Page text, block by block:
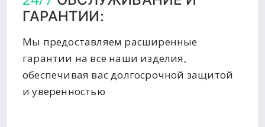
ГАРАНТИИ:
Мы предоставляем расширенные
гарантии на все наши изделия,
обеспечивая вас долгосрочной защитой
и уверенностью